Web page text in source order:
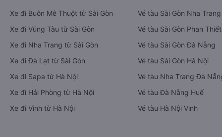
Xe đi Buôn Mê Thuột từ Sài Gòn
Xe đi Vũng Tàu từ Sài Gòn
Xe đi Nha Trang từ Sài Gòn
Xe đi Đà Lạt từ Sài Gòn
Xe đi Sapa từ Hà Nội
Xe đi Hải Phòng từ Hà Nội
Xe đi Vinh từ Hà Nội
Vé tàu Sài Gòn Nha Trang
Vé tàu Sài Gòn Phan Thiết
Vé tàu Sài Gòn Đà Nẵng
Vé tàu Sài Gòn Hà Nội
Vé tàu Nha Trang Đà
Vé tàu Đà Nẵng Huế
Vé tàu Hà Nội Vinh